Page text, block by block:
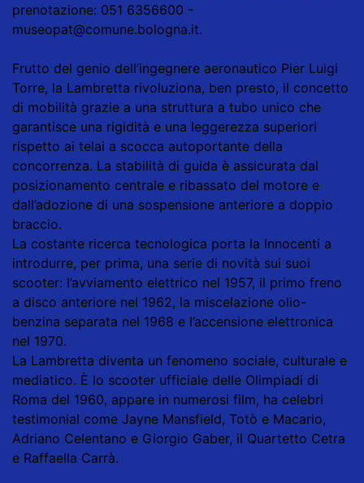
prenotazione: 051 6356600 -
museopat@comune.bologna.it.
Frutto del genio dell’ingegnere aeronautico Pier Luigi
Torre, la Lambretta rivoluziona, ben presto, il concetto
di mobilità grazie a una struttura a tubo unico che
garantisce una rigidità e una leggerezza superiori
rispetto ai telai a scocca autoportante della
concorrenza. La stabilità di guida è assicurata dal
posizionamento centrale e ribassato del motore e
dall’adozione di una sospensione anteriore a doppio
braccio.
La costante ricerca tecnologica porta la Innocenti a
introdurre, per prima, una serie di novità sui suoi
scooter: l’avviamento elettrico nel 1957, il primo freno
a disco anteriore nel 1962, la miscelazione olio-
benzina separata nel 1968 e l’accensione elettronica
nel 1970.
La Lambretta diventa un fenomeno sociale, culturale e
mediatico. È lo scooter ufficiale delle Olimpiadi di
Roma del 1960, appare in numerosi film, ha celebri
testimonial come Jayne Mansfield, Totò e Macario,
Adriano Celentano e Giorgio Gaber, il Quartetto Cetra
e Raffaella Carrà.